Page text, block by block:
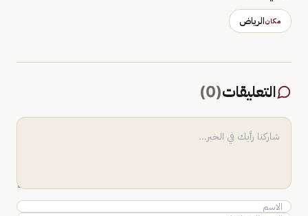
مكانالرياض
التعليقات(
0
)